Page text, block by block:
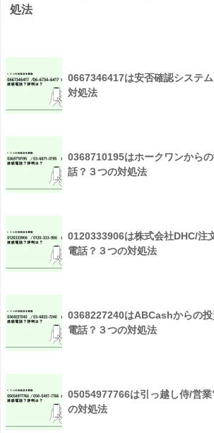
処法
0667346417は安否確認システ
対処法
0368710195はホークワンから
話？３つの対処法
0120333906は株式会社DHC/注
電話？３つの対処法
0368227240はABCashからの
電話？３つの対処法
05054977766は引っ越し侍/営
の対処法